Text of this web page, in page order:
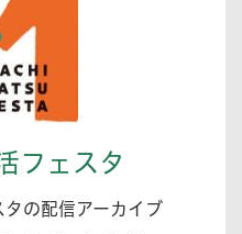
フェスタ
の配信アーカイブ